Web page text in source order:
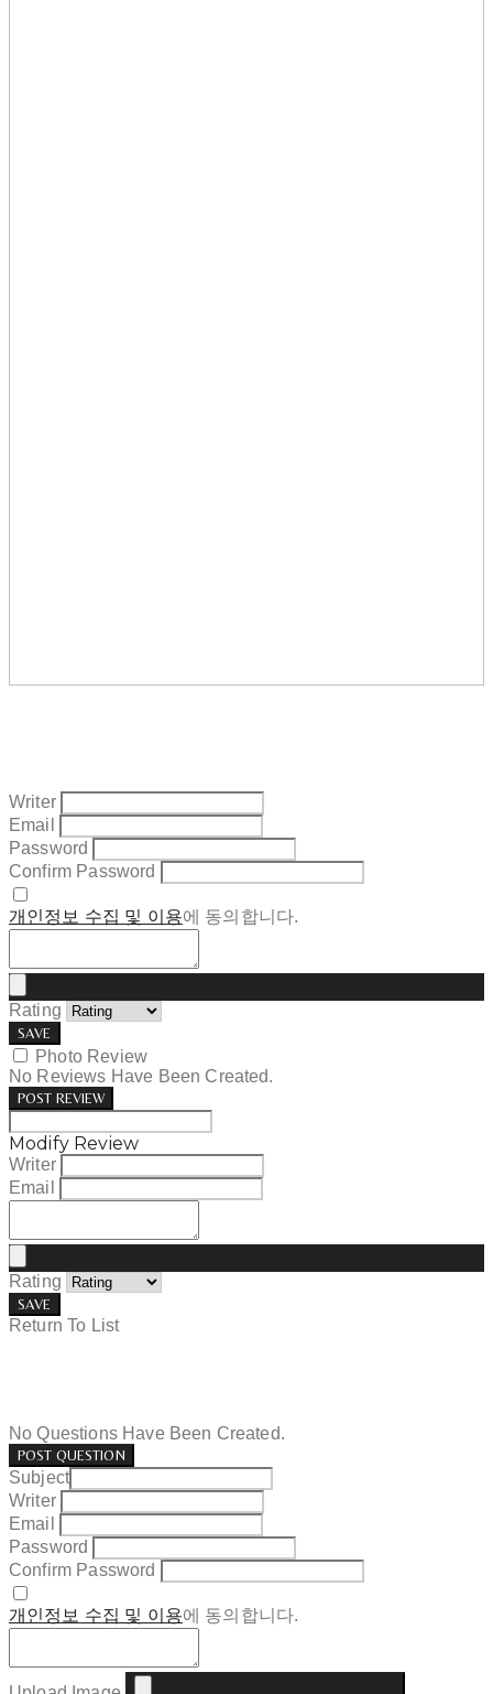
Writer
Email
Password
Confirm Password
개인정보 수집 및 이용에 동의합니다.
Rating
SAVE
Photo Review
No Reviews Have Been Created.
POST REVIEW
Modify Review
Writer
Email
Rating
SAVE
Return To List
No Questions Have Been Created.
POST QUESTION
Subject
Writer
Email
Password
Confirm Password
개인정보 수집 및 이용에 동의합니다.